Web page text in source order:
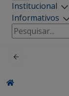
Institucional
Informativos
Pesquisar
por: